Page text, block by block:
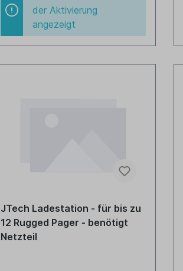
der Aktivierung
angezeigt
JTech Ladestation - für bis zu
12 Rugged Pager - benötigt
Netzteil